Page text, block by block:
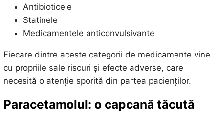
Antibioticele
Statinele
Medicamentele anticonvulsivante
Fiecare dintre aceste categorii de medicamente vine
cu propriile sale riscuri și efecte adverse, care
necesită o atenție sporită din partea pacienților.
Paracetamolul: o capcană tăcută